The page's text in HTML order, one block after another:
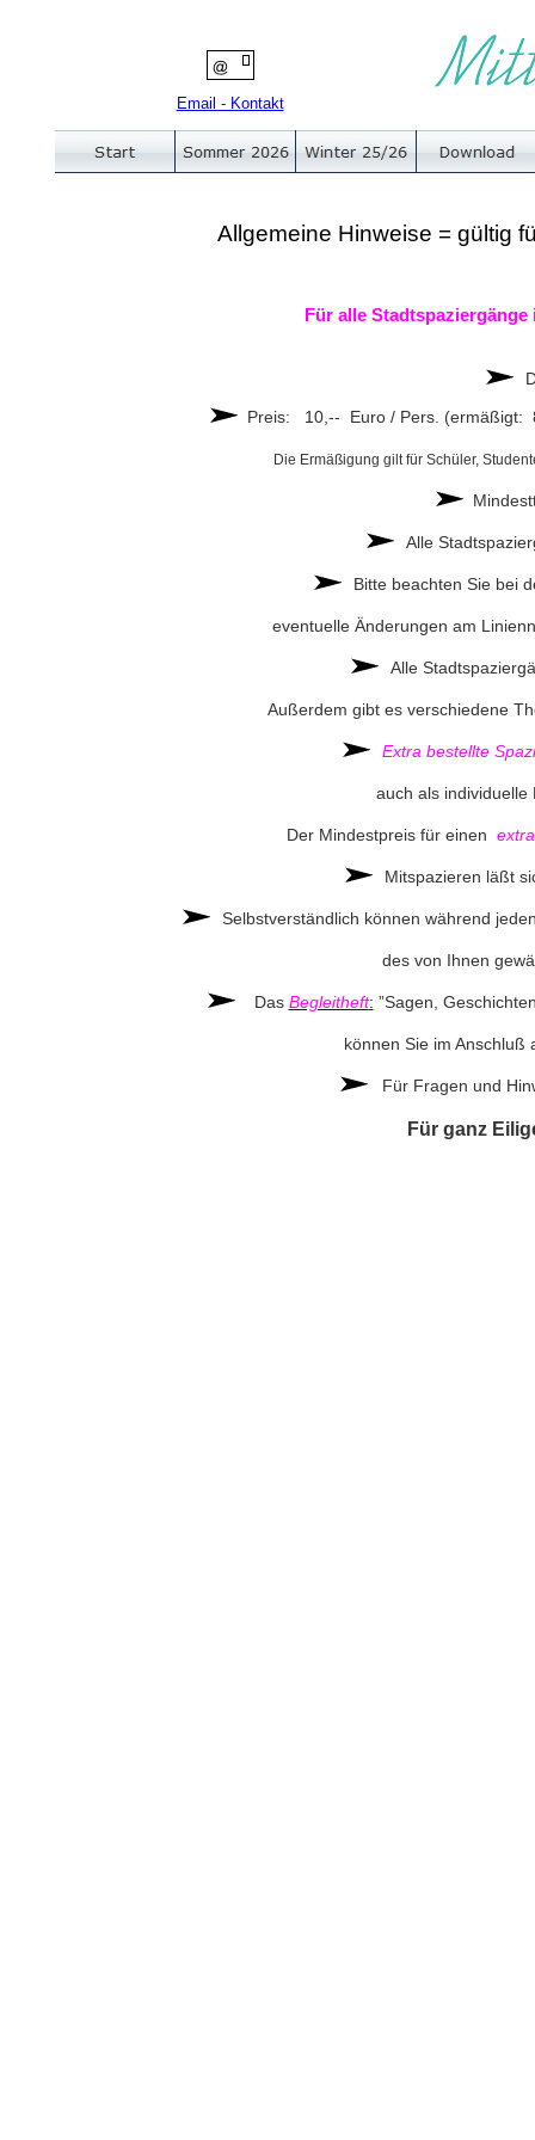
Email - Kontakt
Allgemeine Hinweise = gültig
Für alle
Preis: 10,-- Euro / Pers. (ermäßigt:
Die Ermäßigung gilt für Schüler,
Alle
Bitte beachten Sie bei
eventuelle Änderungen am
Alle
Außerdem gibt es verschiedene
Extra bestellte
auch als individuelle
Der Mindestpreis für einen
Mitspazieren läßt
Selbstverständlich können während
des von Ihnen
Das Begleitheft: ”Sagen,
können Sie im Anschluß
Für Fragen und
Für ganz